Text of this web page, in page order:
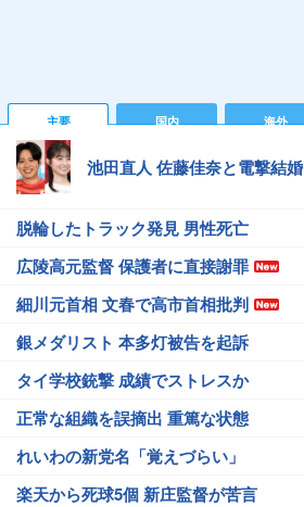
主要 国内 海外
池田直人 佐藤佳奈と電撃結婚
脱輪したトラック発見 男性死亡
広陵高元監督 保護者に直接謝罪
細川元首相 文春で高市首相批判
銀メダリスト 本多灯被告を起訴
タイ学校銃撃 成績でストレスか
正常な組織を誤摘出 重篤な状態
れいわの新党名「覚えづらい」
楽天から死球5個 新庄監督が苦言